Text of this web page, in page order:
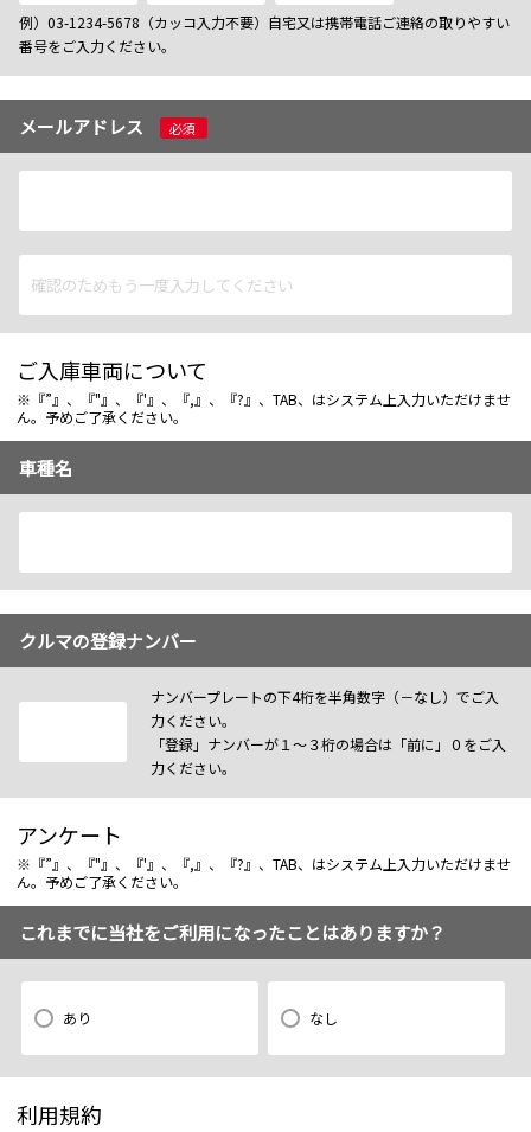
例）03-1234-5678（カッコ入力不要）自宅又は携帯電話ご連絡の取りやすい
番号をご入力ください。
メールアドレス 必須
ご入庫車両について
※『”』、『"』、『'』、『,』、『?』、TAB、はシステム上入力いただけませ
ん。予めご了承ください。
車種名
クルマの登録ナンバー
ナンバープレートの下4桁を半角数字（－なし）でご入
力ください。
「登録」ナンバーが１～３桁の場合は「前に」０をご入
力ください。
アンケート
※『”』、『"』、『'』、『,』、『?』、TAB、はシステム上入力いただけませ
ん。予めご了承ください。
これまでに当社をご利用になったことはありますか？
あり なし
利用規約